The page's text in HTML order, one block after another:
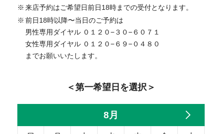
来店予約はご希望日前日18時までの受付となります。
前日18時以降〜当日のご予約は
男性専用ダイヤル ０１２０−３０−６０７１
女性専用ダイヤル ０１２０−６９−０４８０
までお願いいたします。
＜第一希望日を選択＞
8月